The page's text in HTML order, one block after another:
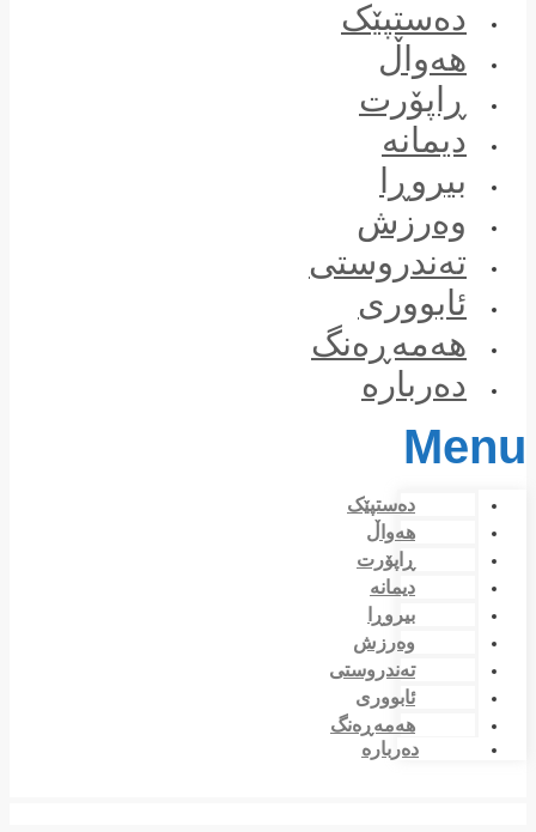
دەستپێک
هەواڵ
ڕاپۆرت
دیمانە
بیروڕا
وەرزش
تەندروستی
ئابووری
هەمەڕەنگ
دەربارە
Menu
دەستپێک
هەواڵ
ڕاپۆرت
دیمانە
بیروڕا
وەرزش
تەندروستی
ئابووری
هەمەڕەنگ
دەربارە